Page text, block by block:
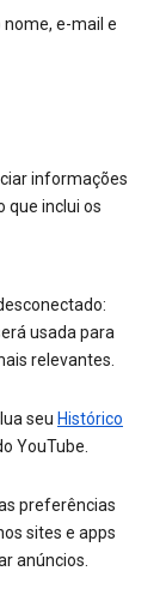
e-mail e
informações
que inclui os
usada para
relevantes.
seu Histórico
YouTube.
preferências
sites e apps
anúncios.